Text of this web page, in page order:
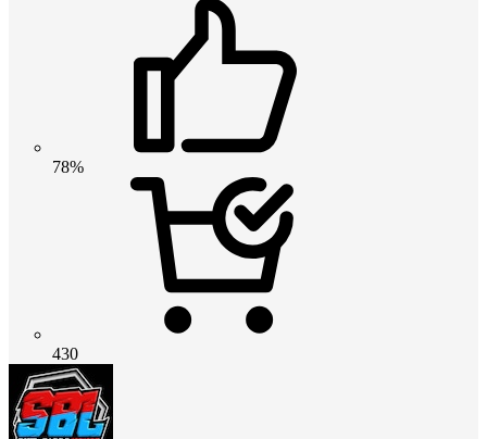
78%
430